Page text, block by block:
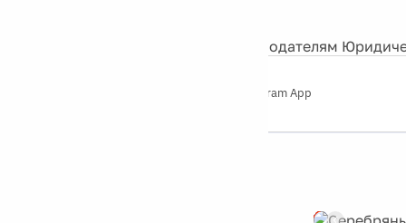
Рекламодателям
Telegram App